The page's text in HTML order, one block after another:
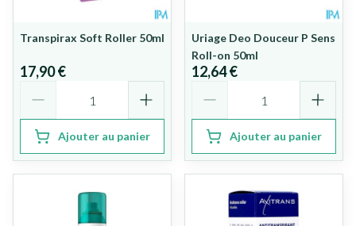
Transpirax Soft Roller 50ml
17,90 €
Ajouter au panier
Uriage Deo Douceur P Sens
Roll-on 50ml
12,64 €
Ajouter au panier